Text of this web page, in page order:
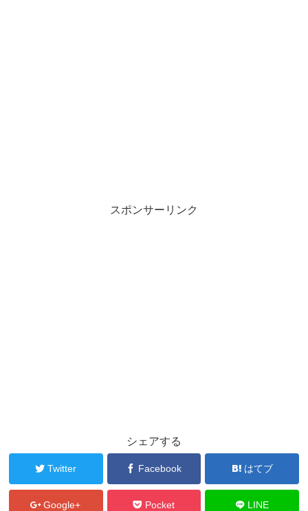
スポンサーリンク
シェアする
Twitter Facebook はてブ
Google+ Pocket LINE